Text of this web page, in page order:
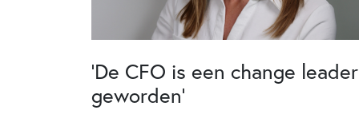
‘De CFO is een change leader
geworden’